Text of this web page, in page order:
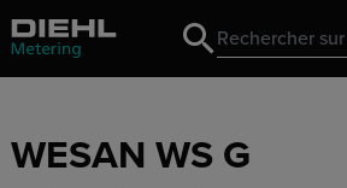
Search
Search
WESAN WS G